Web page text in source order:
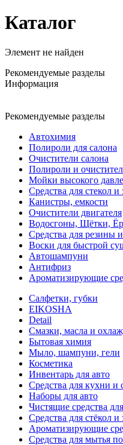
Каталог
Элемент не найден
Рекомендуемые разделы
Информация
Рекомендуемые разделы
Автохимия
Полироли для салона
Очистители салона
Полироли и
Мойки высокого
Средства для стекол и
Канистры, емкости
Очистители двигателя
Водосгоны, Щётки,
Средства для резины
Воски для быстрой
Автошампуни
Антифриз
Ароматизирующие
Салфетки, губки
EIKOSHA
Detail
Смазки, масла и
Бытовая химия
Мыло, шампуни, гели
Косметика
Инвентарь для авто
Средства для кухни и
Наборы для авто
Чистящие средства
Средства для стёкол и
Ароматизирующие
Средства для мытья